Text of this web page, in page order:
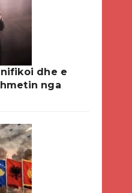
dhe e
nga